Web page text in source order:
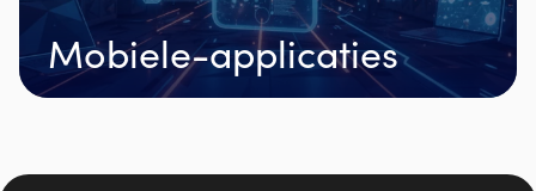
Mobiele-applicaties